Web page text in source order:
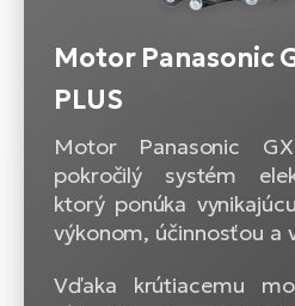
Motor Panasonic
PLUS
Motor Panasonic
pokročilý systém
ktorý ponúka
výkonom, účinnosťou a
Vďaka krútiacemu